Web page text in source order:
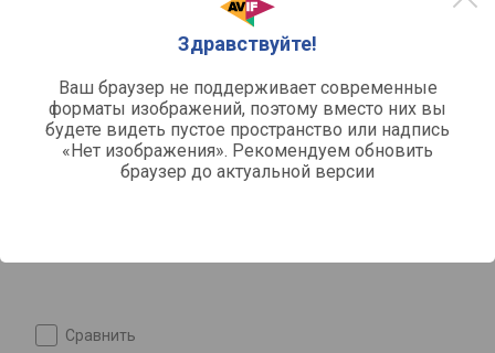
Здравствуйте!
Ваш браузер не поддерживает современные
форматы изображений, поэтому вместо них вы
будете видеть пустое пространство или надпись
«Нет изображения». Рекомендуем обновить
браузер до актуальной версии
сравнить